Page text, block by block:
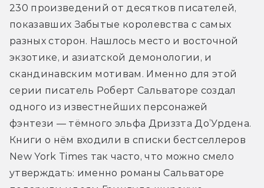
230 произведений от десятков писателей,
показавших Забытые королевства с самых
разных сторон. Нашлось место и восточной
экзотике, и азиатской демонологии, и
скандинавским мотивам. Именно для этой
серии писатель Роберт Сальваторе создал
одного из известнейших персонажей
фэнтези — тёмного эльфа Дриззта До’Урдена.
Книги о нём входили в списки бестселлеров
New York Times так часто, что можно смело
утверждать: именно романы Сальваторе